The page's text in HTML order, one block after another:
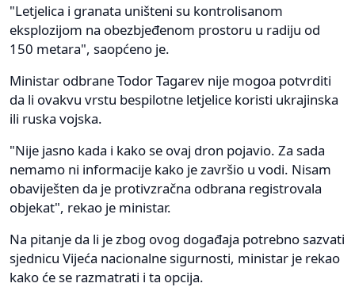
"Letjelica i granata uništeni su kontrolisanom
eksplozijom na obezbjeđenom prostoru u radiju od
150 metara", saopćeno je.
Ministar odbrane Todor Tagarev nije mogoa potvrditi
da li ovakvu vrstu bespilotne letjelice koristi ukrajinska
ili ruska vojska.
"Nije jasno kada i kako se ovaj dron pojavio. Za sada
nemamo ni informacije kako je završio u vodi. Nisam
obaviješten da je protivzračna odbrana registrovala
objekat", rekao je ministar.
Na pitanje da li je zbog ovog događaja potrebno sazvati
sjednicu Vijeća nacionalne sigurnosti, ministar je rekao
kako će se razmatrati i ta opcija.